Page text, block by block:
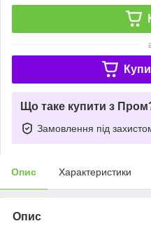
Що таке купити з
Замовлення під
Опис Характеристики
Опис